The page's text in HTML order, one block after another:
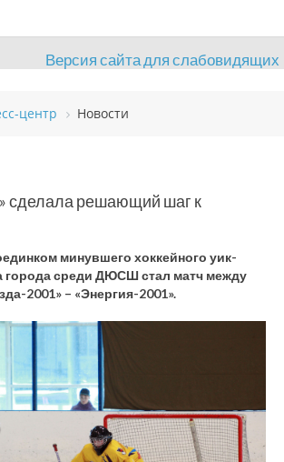
Версия сайта для слабовидящих
ОБРАЗОВАНИЯ ВАКАНСИИ
КОНТАКТЫ
центр Новости
сделала решающий шаг к
минувшего хоккейного уик-
города среди ДЮСШ стал матч между
2001» – «Энергия-2001».